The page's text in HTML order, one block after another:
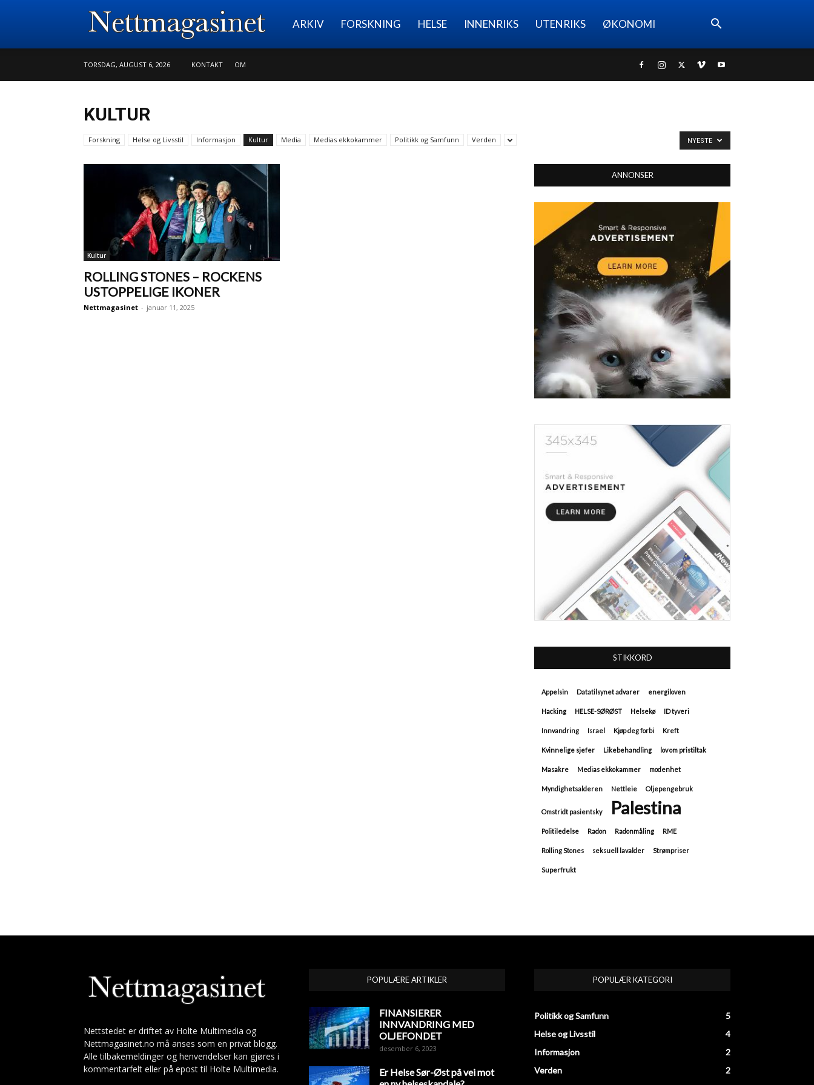
Nettmagasinet
ARKIV FORSKNING HELSE INNENRIKS UTENRIKS ØKONOMI
TORSDAG, AUGUST 6, 2026 KONTAKT OM
KULTUR
Forskning Helse og Livsstil Informasjon Kultur Media Medias ekkokammer Politikk og Samfunn Verden NYESTE
Kultur
ROLLING STONES – ROCKENS
USTOPPELIGE IKONER
Nettmagasinet - januar 11, 2025
ANNONSER
STIKKORD
Appelsin Datatilsynet advarer energiloven
Hacking HELSE-SØRØST Helsekø ID tyveri
Innvandring Israel Kjøp deg forbi Kreft
Kvinnelige sjefer Likebehandling lov om pristiltak
Masakre Medias ekkokammer modenhet
Myndighetsalderen Nettleie Oljepengebruk
Omstridt pasientsky Palestina
Politiledelse Radon Radonmåling RME
Rolling Stones seksuell lavalder Strømpriser
Superfrukt
Nettstedet er driftet av Holte Multimedia og
Nettmagasinet.no må anses som en privat blogg.
Alle tilbakemeldinger og henvendelser kan gjøres i
kommentarfelt eller på epost til Holte Multimedia.
POPULÆRE ARTIKLER
FINANSIERER
INNVANDRING MED
OLJEFONDET
desember 6, 2023
Er Helse Sør-Øst på vei mot
POPULÆR KATEGORI
Politikk og Samfunn
5
Helse og Livsstil
4
Informasjon
2
Verden
2